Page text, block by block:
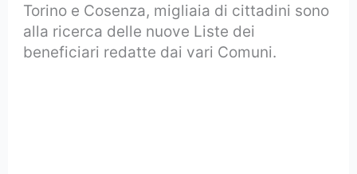
Torino e Cosenza, migliaia di cittadini sono
alla ricerca delle nuove Liste dei
beneficiari redatte dai vari Comuni.